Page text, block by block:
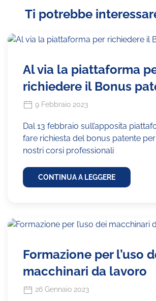
Ti potrebbe
Al via la piattaforma
richiedere il Bonus
9 Febbraio 2023
Dal 13 febbraio sull’apposita
fare richiesta del bonus patente
nostri corsi professionali
CONTINUA A LEGGERE
Formazione per l’uso
macchinari da lavoro
26 Gennaio 2023